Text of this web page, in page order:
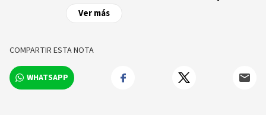
(PUCMM). Especialista en filosofía política, ética
y filosofía latinoamericana.
Ver más
COMPARTIR ESTA NOTA
WHATSAPP